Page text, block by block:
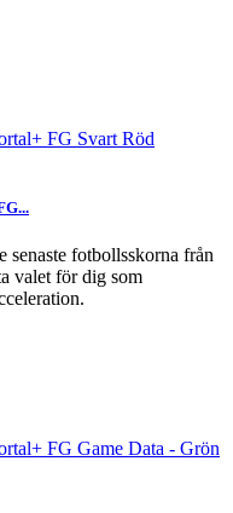
senaste fotbollsskorna från
valet för dig som